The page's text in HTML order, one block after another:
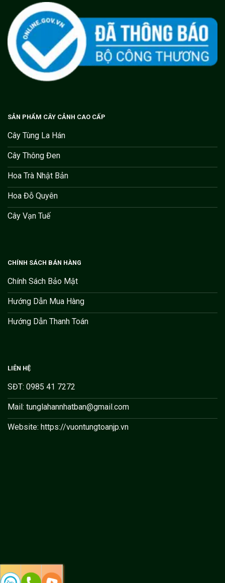
SẢN PHẨM CÂY CẢNH CAO CẤP
Cây Tùng La Hán
Cây Thông Đen
Hoa Trà Nhật Bản
Hoa Đỗ Quyên
Cây Vạn Tuế
CHÍNH SÁCH BÁN HÀNG
Chính Sách Bảo Mật
Hướng Dẫn Mua Hàng
Hướng Dẫn Thanh Toán
LIÊN HỆ
SĐT: 0985 41 7272
Mail: tunglahannhatban@gmail.com
Website: https://vuontungtoanjp.vn